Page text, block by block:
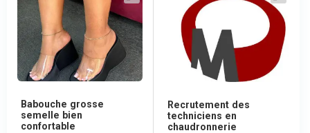
Babouche grosse
semelle bien
confortable
Recrutement des
techniciens en
chaudronnerie